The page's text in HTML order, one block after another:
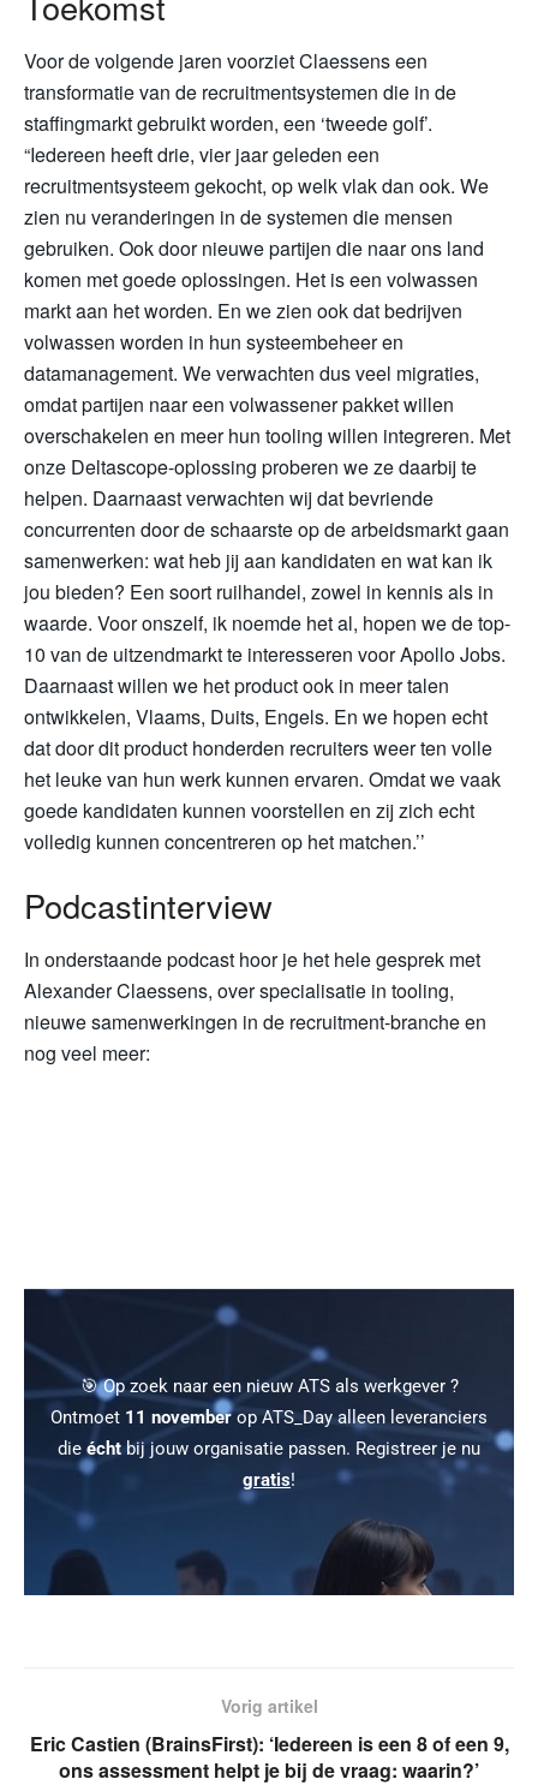
Voor de volgende jaren voorziet Claessens een
transformatie van de recruitmentsystemen die in de
staffingmarkt gebruikt worden, een ‘tweede golf’.
“Iedereen heeft drie, vier jaar geleden een
recruitmentsysteem gekocht, op welk vlak dan ook. We
zien nu veranderingen in de systemen die mensen
gebruiken. Ook door nieuwe partijen die naar ons land
komen met goede oplossingen. Het is een volwassen
markt aan het worden. En we zien ook dat bedrijven
volwassen worden in hun systeembeheer en
datamanagement. We verwachten dus veel migraties,
omdat partijen naar een volwassener pakket willen
overschakelen en meer hun tooling willen integreren. Met
onze Deltascope-oplossing proberen we ze daarbij te
helpen. Daarnaast verwachten wij dat bevriende
concurrenten door de schaarste op de arbeidsmarkt gaan
samenwerken: wat heb jij aan kandidaten en wat kan ik
jou bieden? Een soort ruilhandel, zowel in kennis als in
waarde. Voor onszelf, ik noemde het al, hopen we de top-
10 van de uitzendmarkt te interesseren voor Apollo Jobs.
Daarnaast willen we het product ook in meer talen
ontwikkelen, Vlaams, Duits, Engels. En we hopen echt
dat door dit product honderden recruiters weer ten volle
het leuke van hun werk kunnen ervaren. Omdat we vaak
goede kandidaten kunnen voorstellen en zij zich echt
volledig kunnen concentreren op het matchen.’’
Podcastinterview
In onderstaande podcast hoor je het hele gesprek met
Alexander Claessens, over specialisatie in tooling,
nieuwe samenwerkingen in de recruitment-branche en
nog veel meer:
🎯 Op zoek naar een nieuw ATS als werkgever ?
Ontmoet 11 novemberop ATS_Day alleen leveranciers
die écht bij jouw organisatie passen. Registreer je nu
gratis!
Vorig artikel
Eric Castien (BrainsFirst): ‘Iedereen is een 8 of een 9,
ons assessment helpt je bij de vraag: waarin?’